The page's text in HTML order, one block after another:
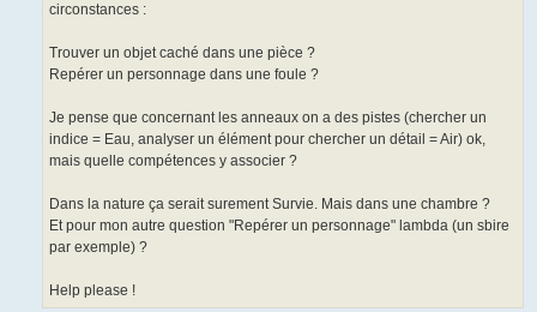
circonstances :
Trouver un objet caché dans une pièce ?
Repérer un personnage dans une foule ?
Je pense que concernant les anneaux on a des pistes (chercher un
indice = Eau, analyser un élément pour chercher un détail = Air) ok,
mais quelle compétences y associer ?
Dans la nature ça serait surement Survie. Mais dans une chambre ?
Et pour mon autre question "Repérer un personnage" lambda (un sbire
par exemple) ?
Help please !